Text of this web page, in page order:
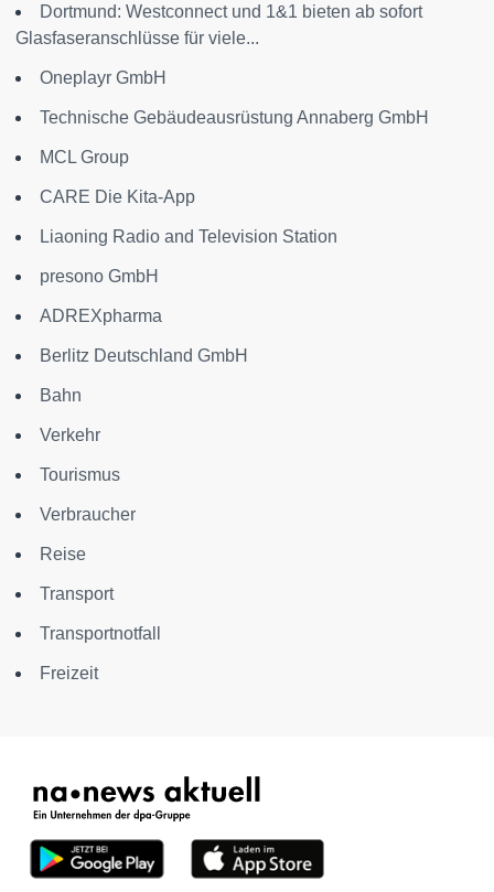
Dortmund: Westconnect und 1&1 bieten ab sofort
Glasfaseranschlüsse für viele...
Oneplayr GmbH
Technische Gebäudeausrüstung Annaberg GmbH
MCL Group
CARE Die Kita-App
Liaoning Radio and Television Station
presono GmbH
ADREXpharma
Berlitz Deutschland GmbH
Bahn
Verkehr
Tourismus
Verbraucher
Reise
Transport
Transportnotfall
Freizeit